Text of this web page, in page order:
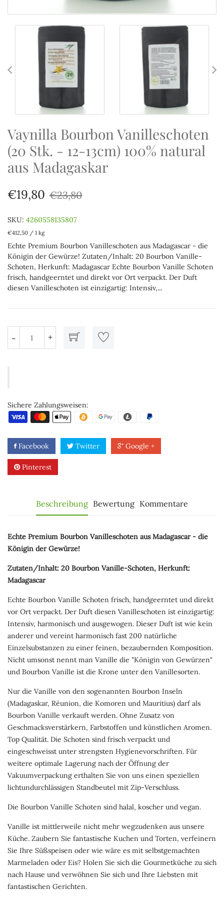
Vaynilla Bourbon Vanilleschoten
(20 Stk. - 12-13cm) 100% natural
aus Madagaskar
€19,80 €23,80
SKU: 4260558135807
€412,50 / 1 kg
Echte Premium Bourbon Vanilleschoten aus Madagascar - die
Königin der Gewürze! Zutaten/Inhalt: 20 Bourbon Vanille-
Schoten, Herkunft: Madagascar Echte Bourbon Vanille Schoten
frisch, handgeerntet und direkt vor Ort verpackt. Der Duft
diesen Vanilleschoten ist einzigartig: Intensiv,...
- +
Sichere Zahlungsweisen:
Facebook Twitter Google +
Pinterest
Beschreibung Bewertung Kommentare
Echte Premium Bourbon Vanilleschoten aus Madagascar - die
Königin der Gewürze!
Zutaten/Inhalt: 20 Bourbon Vanille-Schoten, Herkunft:
Madagascar
Echte Bourbon Vanille Schoten frisch, handgeerntet und direkt
vor Ort verpackt. Der Duft diesen Vanilleschoten ist einzigartig:
Intensiv, harmonisch und ausgewogen. Dieser Duft ist wie kein
anderer und vereint harmonisch fast 200 natürliche
Einzelsubstanzen zu einer feinen, bezaubernden Komposition.
Nicht umsonst nennt man Vanille die "Königin von Gewürzen"
und Bourbon Vanille ist die Krone unter den Vanillesorten.
Nur die Vanille von den sogenannten Bourbon Inseln
(Madagaskar, Réunion, die Komoren und Mauritius) darf als
Bourbon Vanille verkauft werden. Ohne Zusatz von
Geschmacksverstärkern, Farbstoffen und künstlichen Aromen.
Top Qualität. Die Schoten sind frisch verpackt und
eingeschweisst unter strengsten Hygienevorschriften. Für
weitere optimale Lagerung nach der Öffnung der
Vakuumverpackung erthalten Sie von uns einen speziellen
lichtundurchlässigen Standbeutel mit Zip-Verschluss.
Die Bourbon Vanille Schoten sind halal, koscher und vegan.
Vanille ist mittlerweile nicht mehr wegzudenken aus unsere
Küche. Zaubern Sie fantastische Kuchen und Torten, verfeinern
Sie Ihre Süßspeisen oder wie wäre es mit selbstgemachten
Marmeladen oder Eis? Holen Sie sich die Gourmetküche zu sich
nach Hause und verwöhnen Sie sich und Ihre Liebsten mit
fantastischen Gerichten.